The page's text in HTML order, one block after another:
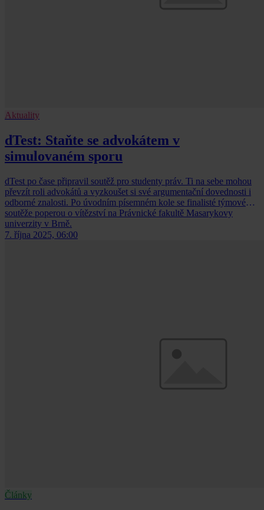
Aktuality
dTest: Staňte se advokátem v
simulovaném sporu
dTest po čase připravil soutěž pro studenty práv. Ti na sebe mohou
převzít roli advokátů a vyzkoušet si své argumentační dovednosti i
odborné znalosti. Po úvodním písemném kole se finalisté týmové
soutěže poperou o vítězství na Právnické fakultě Masarykovy
univerzity v Brně.
7. října 2025, 06:00
Články